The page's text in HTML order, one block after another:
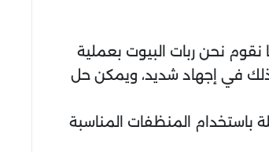
نقوم نحن ربات البيوت بعملية
ذلك في إجهاد شديد، ويمكن حل
باستخدام المنظفات المناسبة